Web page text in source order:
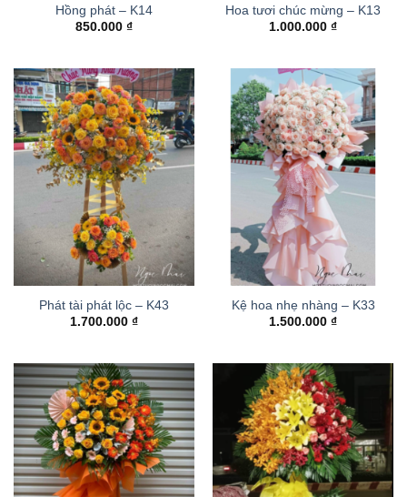
Hồng phát – K14
850.000 ₫
Hoa tươi chúc mừng – K13
1.000.000 ₫
Phát tài phát lộc – K43
1.700.000 ₫
Kệ hoa nhẹ nhàng – K33
1.500.000 ₫